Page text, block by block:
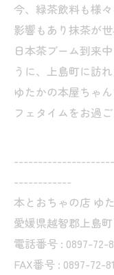
今、緑茶飲料も様
影響もあり抹茶が
日本茶ブーム到来
うに、上島町に訪
ゆたかの本屋ちゃ
フェタイムをお過
------------
本とおちゃの店 ゆ
愛媛県越智郡上島
電話番号 : 0897-72-
FAX番号 : 0897-72-